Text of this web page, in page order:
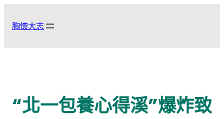
胸懷大志
“北一包養心得溪”爆炸致